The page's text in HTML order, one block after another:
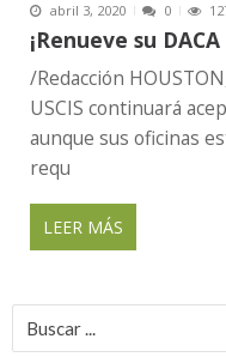
abril 3, 2020 0
¡Renueve su
/Redacción
USCIS continuará
aunque sus oficinas
requ
LEER MÁS
Buscar
por: